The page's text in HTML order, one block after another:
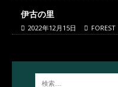
伊古の里
2022年12月15日 FOREST